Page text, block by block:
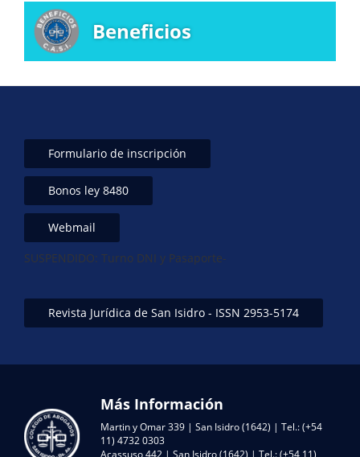
Beneficios
Formulario de inscripción
Bonos ley 8480
Webmail
SUSPENDIDO: Turno DNI y Pasaporte-
Revista Jurídica de San Isidro - ISSN 2953-5174
Más Información
Martin y Omar 339 | San Isidro (1642) | Tel.: (+54
11) 4732 0303
Acassuso 442 | San Isidro (1642) | Tel.: (+54 11)